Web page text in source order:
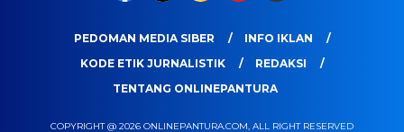
PEDOMAN MEDIA SIBER
INFO IKLAN
KODE ETIK JURNALISTIK
REDAKSI
TENTANG ONLINEPANTURA
COPYRIGHT @ 2026 ONLINEPANTURA.COM, ALL RIGHT RESERVED